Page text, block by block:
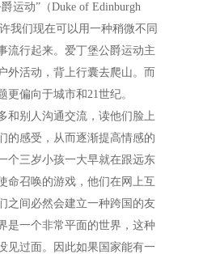
运动”（Duke of Edinburgh
我们现在可以用一种稍微不同
流行起来。爱丁堡公爵运动主
外活动，背上行囊去爬山。而
更偏向于城市和21世纪。
和别人沟通交流，读他们脸上
的感受，从而逐渐提高情感的
个三岁小孩一大早就在跟远东
命召唤的游戏，他们在网上互
之间必然会建立一种跨国的友
是一个非常平面的世界，这种
见过面。因此如果国家能有一